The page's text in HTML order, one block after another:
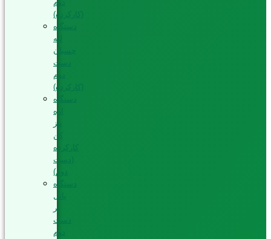
دوم
(کارکرده)
دستگاه
لبه
چسبان
دست
دوم
(کارکرده)
دستگاه
اره
تیز
کن
کارکرده
(دست
دوم)
دستگاه
پانل
بر
دست
دوم